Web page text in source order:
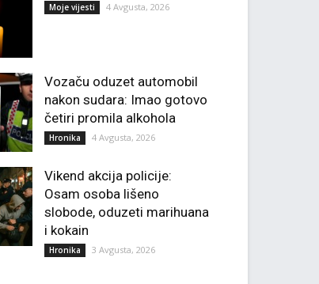
Moje vijesti 4 Avgusta, 2026
Vozaču oduzet automobil
nakon sudara: Imao gotovo
četiri promila alkohola
Hronika 4 Avgusta, 2026
Vikend akcija policije:
Osam osoba lišeno
slobode, oduzeti marihuana
i kokain
Hronika 3 Avgusta, 2026